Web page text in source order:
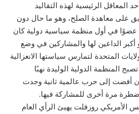
المعاقل الرئيسية لهذه التقاليد
على معاهدة الصلح، وهو ما حال دون
عضوًا في أول منظمة سياسية دولية كان
الداعين لها والمشاركين في وضع
المتحدة لتمارس سياستها الانعزالية
المنظمة الدولية الوليدة نهبًا
أفضت إلى حرب عالمية ثانية وجدت
مرة أخرى للمشاركة فيها.
الأمريكي روزفلت يهيئ الرأي العام